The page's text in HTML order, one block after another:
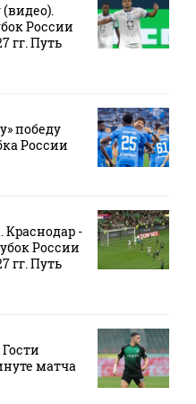
России
гг. Путь
победу
России
Краснодар -
России
гг. Путь
матча